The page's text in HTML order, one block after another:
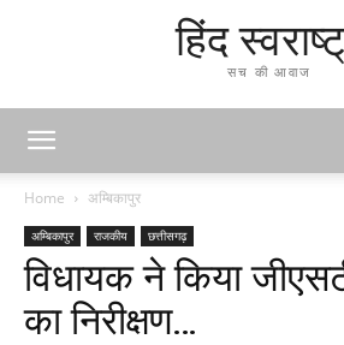
हिंद
सच की आवाज
Home अम्बिकापुर
अम्बिकापुर राजकीय छत्तीसगढ़
विधायक ने किया
का निरीक्षण…